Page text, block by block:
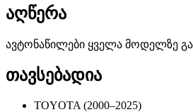
აღწერა
ავტონაწილები ყველა მოდელზე
თავსებადია
TOYOTA (2000–2025)